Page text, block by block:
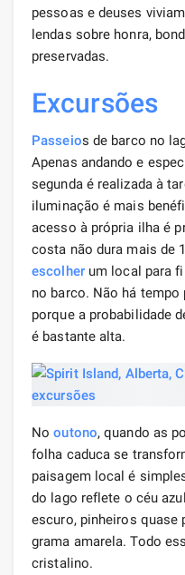
pessoas e deuses
lendas sobre honra,
preservadas.
Excursões
Passeios de barco no
Apenas andando e
segunda é realizada à
iluminação é mais
acesso à própria ilha é
costa não dura mais de
escolherum local para
no barco. Não há tempo
porque a probabilidade
é bastante alta.
Nooutono, quando as
folha caduca se
paisagem local é
do lago reflete o céu
escuro, pinheiros quase
grama amarela. Todo
cristalino.